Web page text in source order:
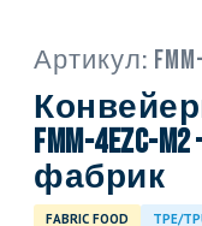
Артикул:
FMM-4EZC-
фабрик
FABRIC FOOD TPE/